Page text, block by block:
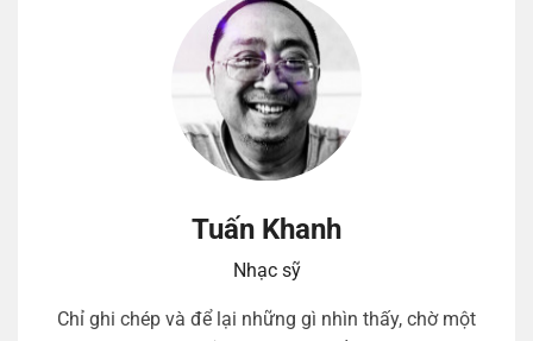
Tuấn Khanh
Nhạc sỹ
Chỉ ghi chép và để lại những gì nhìn thấy, chờ một